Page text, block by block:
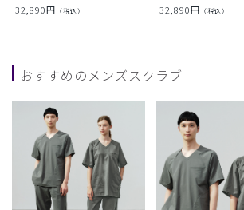
32,890円 （税込） 32,890円 （税込）
おすすめのメンズスクラブ